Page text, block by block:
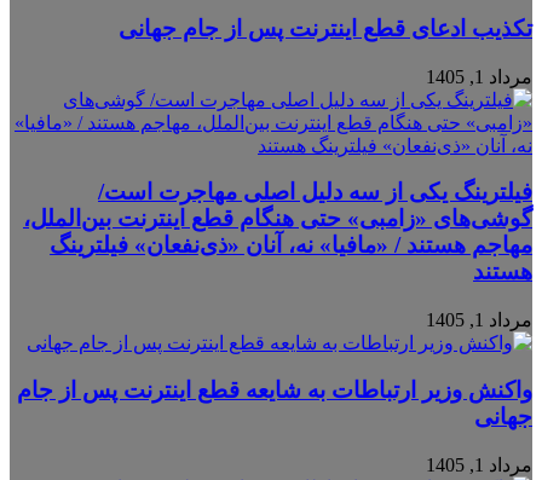
تکذیب ادعای قطع اینترنت پس از جام جهانی
مرداد 1, 1405
فیلترینگ یکی از سه دلیل اصلی مهاجرت است/
گوشی‌های «زامبی» حتی هنگام قطع اینترنت بین‌الملل،
مهاجم هستند / «مافیا» نه، آنان «ذی‌نفعان» فیلترینگ
هستند
مرداد 1, 1405
واکنش وزیر ارتباطات به شایعه قطع اینترنت پس از جام
جهانی
مرداد 1, 1405